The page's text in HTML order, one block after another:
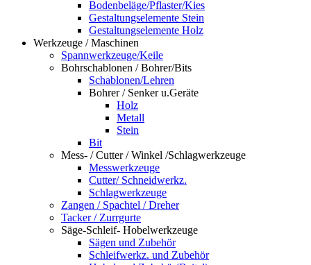
Bodenbeläge/Pflaster/Kies
Gestaltungselemente Stein
Gestaltungselemente Holz
Werkzeuge / Maschinen
Spannwerkzeuge/Keile
Bohrschablonen / Bohrer/Bits
Schablonen/Lehren
Bohrer / Senker u.Geräte
Holz
Metall
Stein
Bit
Mess- / Cutter / Winkel /Schlagwerkzeuge
Messwerkzeuge
Cutter/ Schneidwerkz.
Schlagwerkzeuge
Zangen / Spachtel / Dreher
Tacker / Zurrgurte
Säge-Schleif- Hobelwerkzeuge
Sägen und Zubehör
Schleifwerkz. und Zubehör